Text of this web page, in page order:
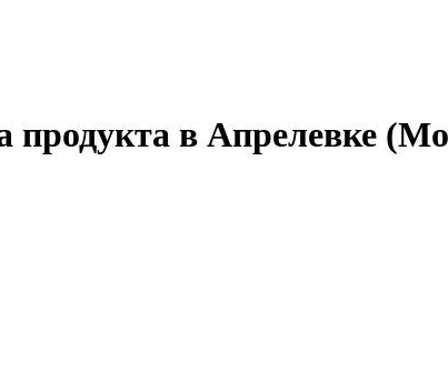
в Апрелевке